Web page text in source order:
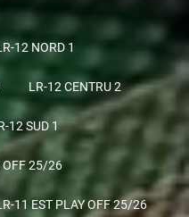
12 NORD 1
LR-12 CENTRU 2
12 SUD 1
OFF 25/26
11 EST PLAY OFF 25/26